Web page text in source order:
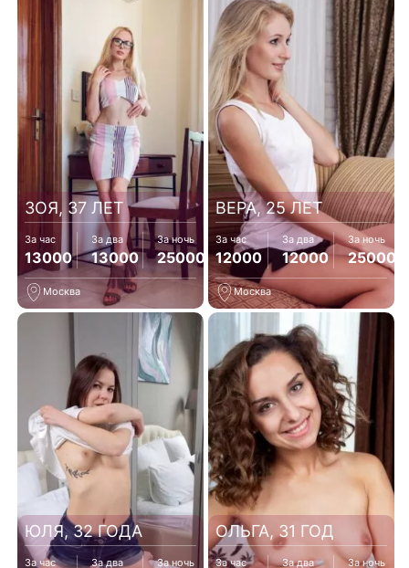
ЗОЯ, 37 ЛЕТ
За час
13000
За два
13000
За ночь
25000
Москва
ВЕРА, 25 ЛЕТ
За час
12000
За два
12000
За ночь
25000
Москва
ЮЛЯ, 32 ГОДА
За час За два За ночь
ОЛЬГА, 31 ГОД
За час За два За ночь